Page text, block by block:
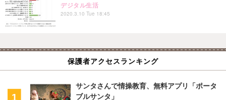
デジタル生活
2020.3.10 Tue 18:45
保護者アクセスランキング
サンタさんで情操教育、無料アプリ「ポータ
ブルサンタ」